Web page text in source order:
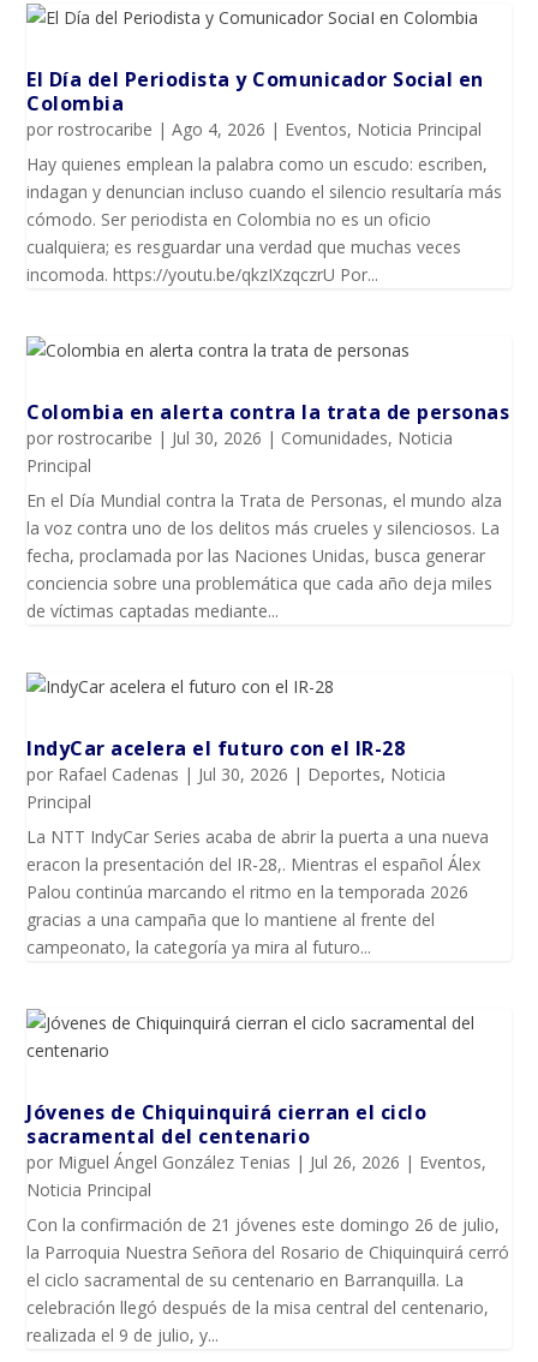
El Día del Periodista y Comunicador SociaI en
Colombia
porrostrocaribe |Ago 4, 2026 | Eventos, Noticia Principal
Hay quienes emplean la palabra como un escudo: escriben,
indagan y denuncian incluso cuando el silencio resultaría más
cómodo. Ser periodista en Colombia no es un oficio
cualquiera; es resguardar una verdad que muchas veces
incomoda. https://youtu.be/qkzIXzqczrU Por...
Colombia en alerta contra la trata de personas
porrostrocaribe | Jul 30, 2026 | Comunidades, Noticia
Principal
En el Día Mundial contra la Trata de Personas, el mundo alza
la voz contra uno de los delitos más crueles y silenciosos. La
fecha, proclamada por las Naciones Unidas, busca generar
conciencia sobre una problemática que cada año deja miles
de víctimas captadas mediante...
IndyCar acelera el futuro con el IR-28
por Rafael Cadenas | Jul 30, 2026 | Deportes, Noticia
Principal
La NTT IndyCar Series acaba de abrir la puerta a una nueva
eracon la presentación del IR-28,. Mientras el español Álex
Palou continúa marcando el ritmo en la temporada 2026
gracias a una campaña que lo mantiene al frente del
campeonato, la categoría ya mira al futuro...
Jóvenes de Chiquinquirá cierran el ciclo
sacramental del centenario
por Miguel Ángel González Tenias | Jul 26, 2026 | Eventos,
Noticia Principal
Con la confirmación de 21 jóvenes este domingo 26 de julio,
la Parroquia Nuestra Señora del Rosario de Chiquinquirá cerró
el ciclo sacramental de su centenario en Barranquilla. La
celebración llegó después de la misa central del centenario,
realizada el 9 de julio, y...